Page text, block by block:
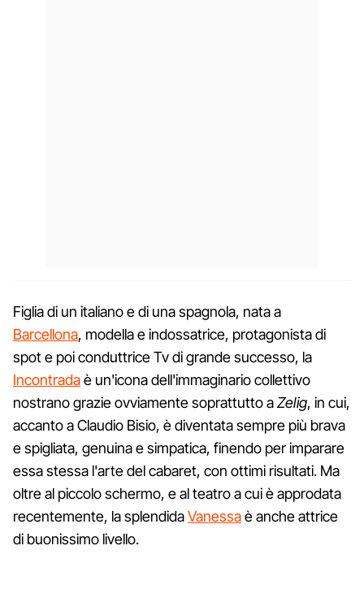
Figlia di un italiano e di una spagnola, nata a
Barcellona, modella e indossatrice, protagonista di
spot e poi conduttrice Tv di grande successo, la
Incontradaè un'icona dell'immaginario collettivo
nostrano grazie ovviamente soprattutto aZelig, in cui,
accanto a Claudio Bisio, è diventata sempre più brava
e spigliata, genuina e simpatica, finendo per imparare
essa stessa l'arte del cabaret, con ottimi risultati. Ma
oltre al piccolo schermo, e al teatro a cui è approdata
recentemente, la splendidaVanessaè anche attrice
di buonissimo livello.